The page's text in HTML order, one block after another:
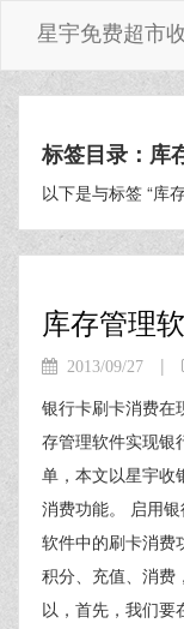
星宇免费超市
标签目录：库
以下是与标签 “库
库存管理
2013/09/27 |
银行卡刷卡消费在
存管理软件实现银
单，本文以星宇收
消费功能。 启用
软件中的刷卡消费
积分、充值、消费
以，首先，我们要